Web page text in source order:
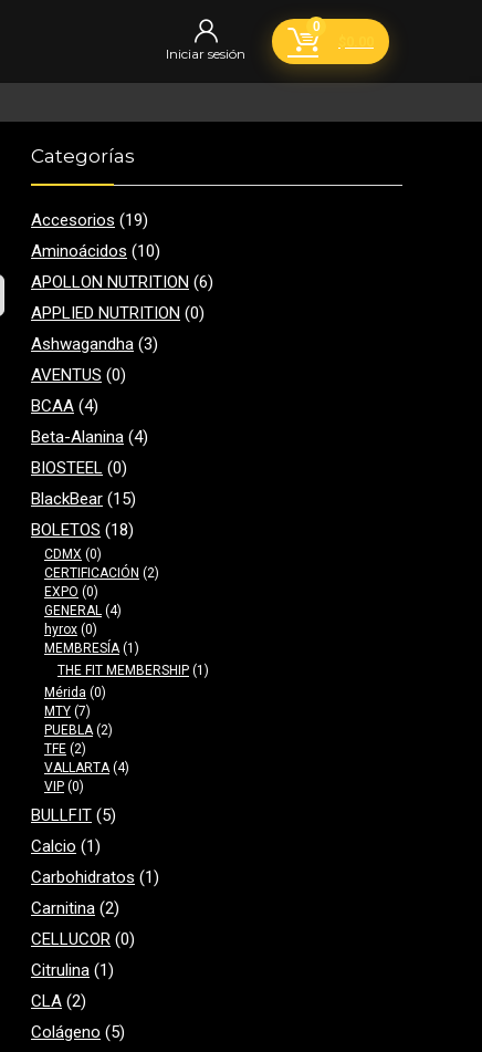
Iniciar sesión
0
Categorías
Accesorios (19)
Aminoácidos (10)
APOLLON NUTRITION (6)
APPLIED NUTRITION (0)
Ashwagandha (3)
AVENTUS (0)
BCAA (4)
Beta-Alanina (4)
BIOSTEEL (0)
BlackBear (15)
BOLETOS (18)
CDMX (0)
CERTIFICACIÓN (2)
EXPO (0)
GENERAL (4)
hyrox (0)
MEMBRESÍA (1)
THE FIT MEMBERSHIP (1)
Mérida (0)
MTY (7)
PUEBLA (2)
TFE (2)
VALLARTA (4)
VIP (0)
BULLFIT (5)
Calcio (1)
Carbohidratos (1)
Carnitina (2)
CELLUCOR (0)
Citrulina (1)
CLA (2)
Colágeno (5)